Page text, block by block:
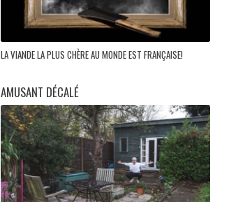
LA VIANDE LA PLUS CHÈRE AU MONDE EST FRANÇAISE!
AMUSANT DÉCALÉ